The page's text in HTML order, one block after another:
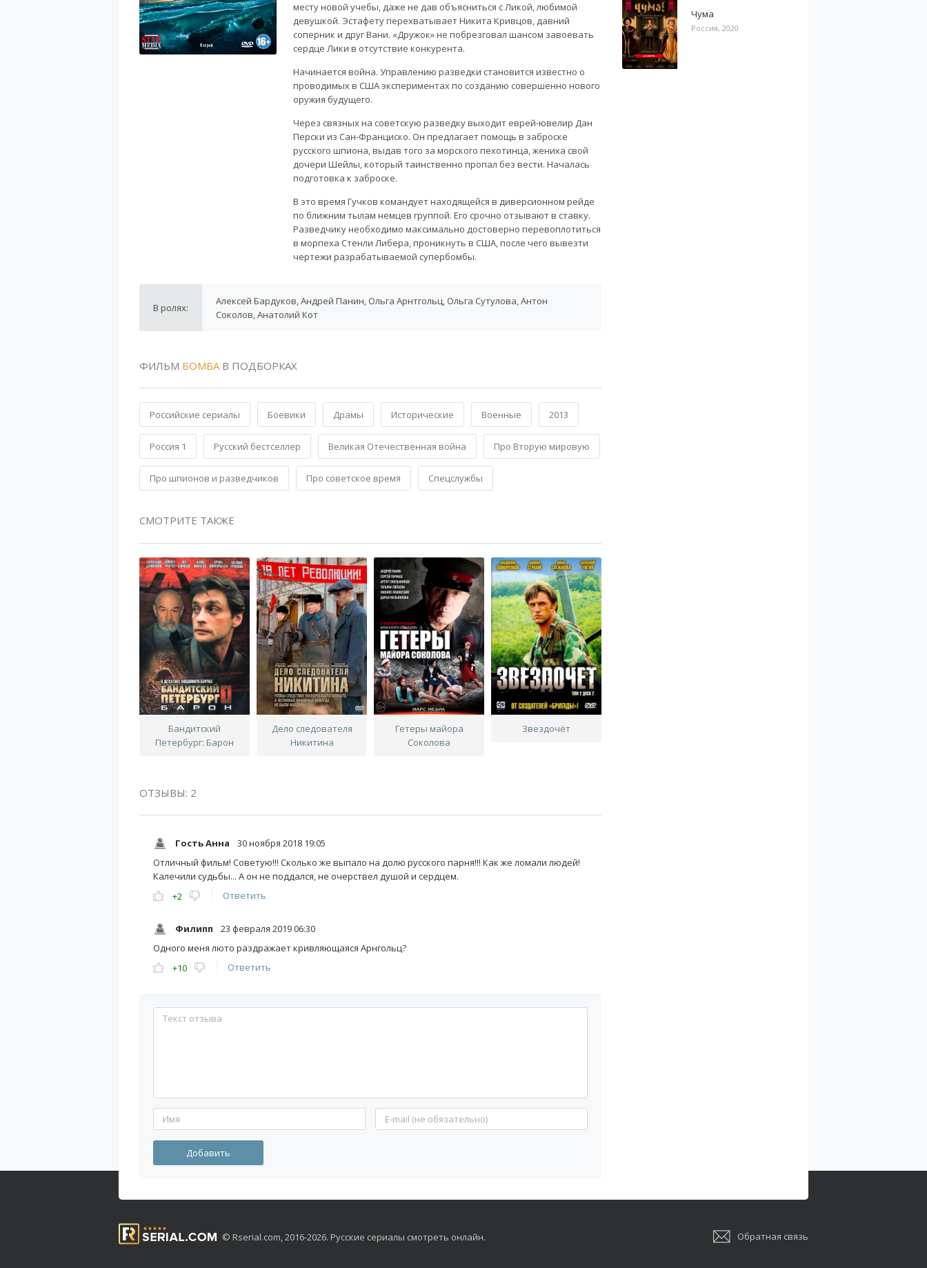
месту новой учебы, даже не дав объясниться с Ликой, любимой
девушкой. Эстафету перехватывает Никита Кривцов, давний
соперник и друг Вани. «Дружок» не побрезговал шансом завоевать
сердце Лики в отсутствие конкурента.
Начинается война. Управлению разведки становится известно о
проводимых в США экспериментах по созданию совершенно нового
оружия будущего.
Через связных на советскую разведку выходит еврей-ювелир Дан
Перски из Сан-Франциско. Он предлагает помощь в заброске
русского шпиона, выдав того за морского пехотинца, жениха свой
дочери Шейлы, который таинственно пропал без вести. Началась
подготовка к заброске.
В это время Гучков командует находящейся в диверсионном рейде
по ближним тылам немцев группой. Его срочно отзывают в ставку.
Разведчику необходимо максимально достоверно перевоплотиться
в морпеха Стенли Либера, проникнуть в США, после чего вывезти
чертежи разрабатываемой супербомбы.
В ролях:
Алексей Бардуков, Андрей Панин, Ольга Арнтгольц, Ольга Сутулова, Антон
Соколов, Анатолий Кот
ФИЛЬМ БОМБАВ ПОДБОРКАХ
Российские сериалы Боевики Драмы Исторические Военные 2013
Россия 1 Русский бестселлер Великая Отечественная война Про Вторую мировую
Про шпионов и разведчиков Про советское время Спецслужбы
СМОТРИТЕ ТАКЖЕ
Бандитский
Петербург: Барон
Дело следователя
Никитина
Гетеры майора
Соколова
Звездочёт
ОТЗЫВЫ: 2
Гость Анна
30 ноября 2018 19:05
Отличный фильм! Советую!!! Сколько же выпало на долю русского парня!!! Как же ломали людей!
Калечили судьбы... А он не поддался, не очерствел душой и сердцем.
+2
Ответить
Филипп
23 февраля 2019 06:30
Одного меня люто раздражает кривляющаяся Арнгольц?
+10
Ответить
Чума
Россия, 2020
© Rserial.com, 2016-2026. Русские сериалы смотреть онлайн. Обратная связь